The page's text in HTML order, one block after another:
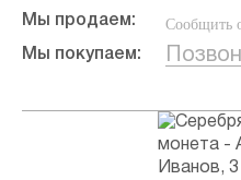
Мы продаем: Сообщить
Мы покупаем: